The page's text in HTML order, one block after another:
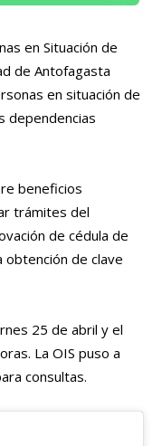
en Situación de
de Antofagasta
en situación de
dependencias
beneficios
trámites del
de cédula de
de clave
25 de abril y el
La OIS puso a
consultas.